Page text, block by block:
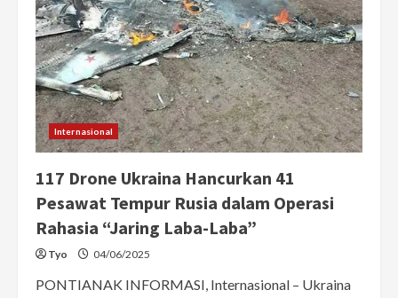
Warga
Sipil,
Dunia
Internasional
Prihatin
dan
Mendesak
Rusia
Untuk
Segera
Menghentikan
Agresi
Internasional
117 Drone Ukraina Hancurkan 41
Pesawat Tempur Rusia dalam Operasi
Rahasia “Jaring Laba-Laba”
Tyo 04/06/2025
PONTIANAK INFORMASI, Internasional – Ukraina